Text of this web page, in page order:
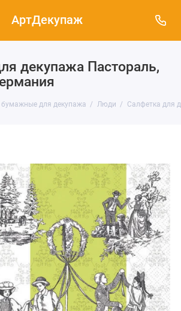
АртДекупаж
декупажа Пастораль,
бумажные для декупажа Люди Салфетка для